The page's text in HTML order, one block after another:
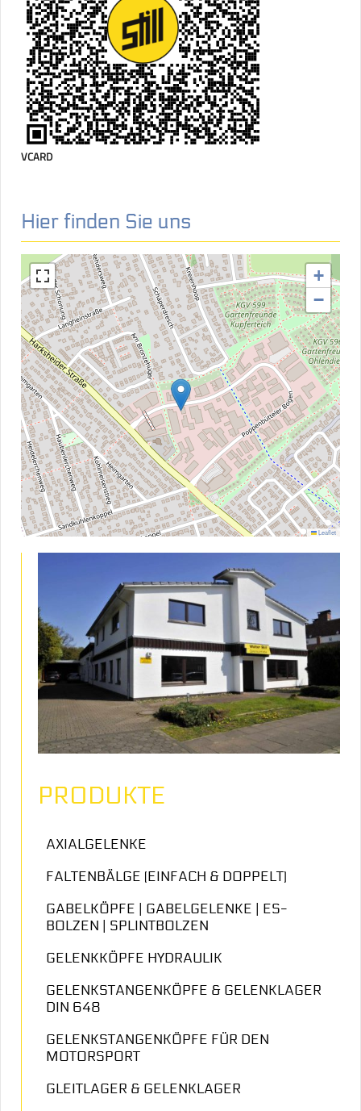
VCARD
Hier finden Sie uns
+
−
Leaflet
PRODUKTE
AXIALGELENKE
FALTENBÄLGE (EINFACH & DOPPELT)
GABELKÖPFE | GABELGELENKE | ES-
BOLZEN | SPLINTBOLZEN
GELENKKÖPFE HYDRAULIK
GELENKSTANGENKÖPFE & GELENKLAGER
DIN 648
GELENKSTANGENKÖPFE FÜR DEN
MOTORSPORT
GLEITLAGER & GELENKLAGER